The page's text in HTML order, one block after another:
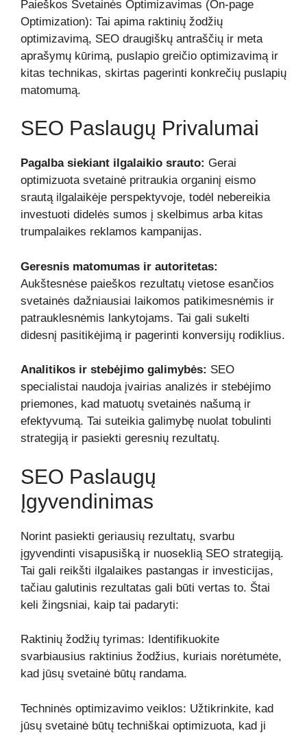
Paieškos Svetainės Optimizavimas (On-page
Optimization): Tai apima raktinių žodžių
optimizavimą, SEO draugiškų antraščių ir meta
aprašymų kūrimą, puslapio greičio optimizavimą ir
kitas technikas, skirtas pagerinti konkrečių puslapių
matomumą.
SEO Paslaugų Privalumai
Pagalba siekiant ilgalaikio srauto: Gerai
optimizuota svetainė pritraukia organinį eismo
srautą ilgalaikėje perspektyvoje, todėl nebereikia
investuoti didelės sumos į skelbimus arba kitas
trumpalaikes reklamos kampanijas.
Geresnis matomumas ir autoritetas:
Aukštesnėse paieškos rezultatų vietose esančios
svetainės dažniausiai laikomos patikimesnėmis ir
patrauklesnėmis lankytojams. Tai gali sukelti
didesnį pasitikėjimą ir pagerinti konversijų rodiklius.
Analitikos ir stebėjimo galimybės: SEO
specialistai naudoja įvairias analizės ir stebėjimo
priemones, kad matuotų svetainės našumą ir
efektyvumą. Tai suteikia galimybę nuolat tobulinti
strategiją ir pasiekti geresnių rezultatų.
SEO Paslaugų
Įgyvendinimas
Norint pasiekti geriausių rezultatų, svarbu
įgyvendinti visapusišką ir nuoseklią SEO strategiją.
Tai gali reikšti ilgalaikes pastangas ir investicijas,
tačiau galutinis rezultatas gali būti vertas to. Štai
keli žingsniai, kaip tai padaryti:
Raktinių žodžių tyrimas: Identifikuokite
svarbiausius raktinius žodžius, kuriais norėtumėte,
kad jūsų svetainė būtų randama.
Techninės optimizavimo veiklos: Užtikrinkite, kad
jūsų svetainė būtų techniškai optimizuota, kad ji